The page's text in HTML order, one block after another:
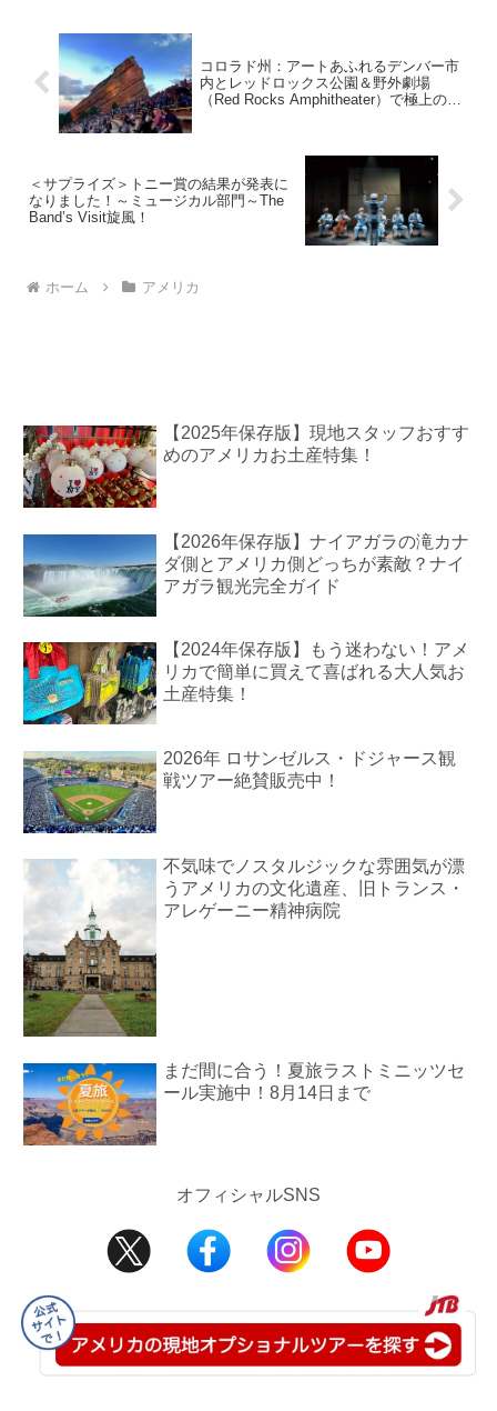
コロラド州：アートあふれるデンバー市
内とレッドロックス公園＆野外劇場
（Red Rocks Amphitheater）で極上の非
＜サプライズ＞トニー賞の結果が発表に
なりました！～ミュージカル部門～The
Band’s Visit旋風！
ホーム アメリカ
【2025年保存版】現地スタッフおすす
めのアメリカお土産特集！
【2026年保存版】ナイアガラの滝カナ
ダ側とアメリカ側どっちが素敵？ナイ
アガラ観光完全ガイド
【2024年保存版】もう迷わない！アメ
リカで簡単に買えて喜ばれる大人気お
土産特集！
2026年 ロサンゼルス・ドジャース観
戦ツアー絶賛販売中！
不気味でノスタルジックな雰囲気が漂
うアメリカの文化遺産、旧トランス・
アレゲーニー精神病院
まだ間に合う！夏旅ラストミニッツセ
ール実施中！8月14日まで
オフィシャルSNS